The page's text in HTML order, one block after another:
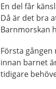
En del får
Då är det bra
Barnmorskan
Första
innan barnet
tidigare